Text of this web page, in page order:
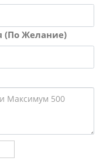
(По Желание)